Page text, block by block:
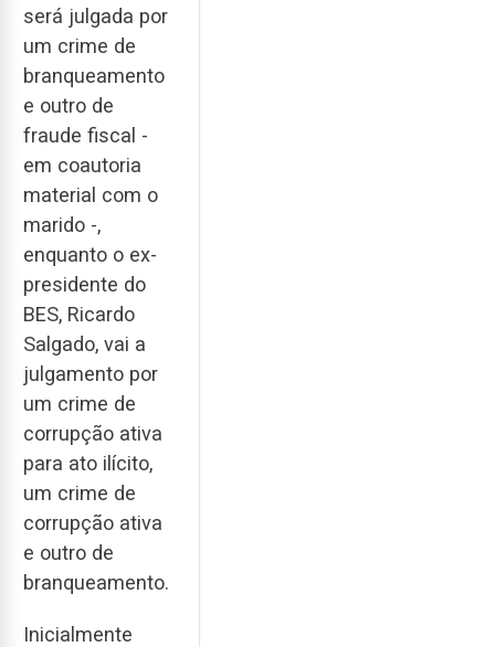
será julgada por
um crime de
branqueamento
e outro de
fraude fiscal -
em coautoria
material com o
marido -,
enquanto o ex-
presidente do
BES, Ricardo
Salgado, vai a
julgamento por
um crime de
corrupção ativa
para ato ilícito,
um crime de
corrupção ativa
e outro de
branqueamento.
Inicialmente